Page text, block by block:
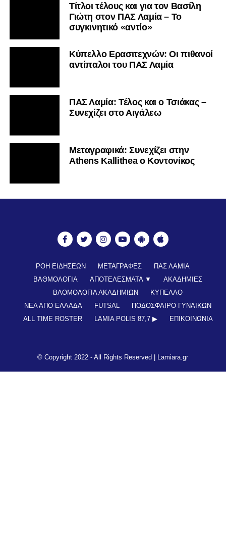
Τίτλοι τέλους και για τον Βασίλη
Γιώτη στον ΠΑΣ Λαμία – Το
συγκινητικό «αντίο»
Κύπελλο Ερασιτεχνών: Οι πιθανοί
αντίπαλοι του ΠΑΣ Λαμία
ΠΑΣ Λαμία: Τέλος και ο Τσιάκας –
Συνεχίζει στο Αιγάλεω
Mεταγραφικά: Συνεχίζει στην
Athens Kallithea ο Κοντονίκος
ΡΟΗ ΕΙΔΗΣΕΩΝ ΜΕΤΑΓΡΑΦΕΣ
ΠΑΣ ΛΑΜΙΑ
ΒΑΘΜΟΛΟΓΙΑ
ΑΠΟΤΕΛΕΣΜΑΤΑ ▼
ΑΚΑΔΗΜΙΕΣ
ΒΑΘΜΟΛΟΓΙΑ ΑΚΑΔΗΜΙΩΝ
ΚΥΠΕΛΛΟ
ΝΕΑ ΑΠΟ ΕΛΛΑΔΑ
FUTSAL
ΠΟΔΟΣΦΑΙΡΟ ΓΥΝΑΙΚΩΝ
ALL TIME ROSTER
LAMIA POLIS 87,7 ▶︎ ΕΠΙΚΟΙΝΩΝΊΑ
© Copyright 2022 - All Rights Reserved | Lamiara.gr